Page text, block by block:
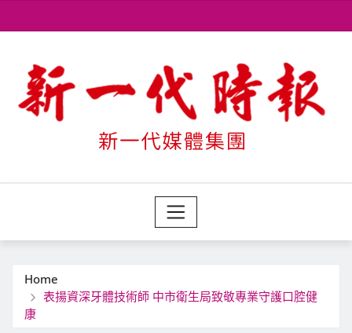
to
Home
表揚資深牙體技術師 中市衛生局致敬專業守護口腔健
康